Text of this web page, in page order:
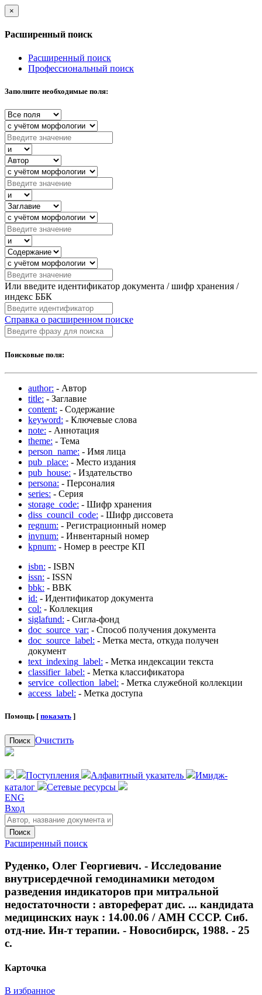
×
Расширенный поиск
Расширенный поиск
Профессиональный поиск
Заполните необходимые поля:
Или введите идентификатор документа / шифр хранения /
индекс ББК
Справка о расширенном поиске
Поисковые поля:
author: - Автор
title: - Заглавие
content: - Содержание
keyword: - Ключевые слова
note: - Аннотация
theme: - Тема
person_name: - Имя лица
pub_place: - Место издания
pub_house: - Издательство
persona: - Персоналия
series: - Серия
storage_code: - Шифр хранения
diss_council_code: - Шифр диссовета
regnum: - Регистрационный номер
invnum: - Инвентарный номер
kpnum: - Номер в реестре КП
isbn: - ISBN
issn: - ISSN
bbk: - BBK
id: - Идентификатор документа
col: - Коллекция
siglafund: - Сигла-фонд
doc_source_var: - Способ получения документа
doc_source_label: - Метка места, откуда получен
документ
text_indexing_label: - Метка индексации текста
classifier_label: - Метка классификатора
service_collection_label: - Метка служебной коллекции
access_label: - Метка доступа
Помощь [ показать ]
Поиск Очистить
Поступления Алфавитный указатель
Имидж-
каталог
Сетевые ресурсы
ENG
Вход
Поиск
Расширенный поиск
Руденко, Олег Георгиевич. - Исследование
внутрисердечной гемодинамики методом
разведения индикаторов при митральной
недостаточности : автореферат дис. ... кандидата
медицинских наук : 14.00.06 / АМН СССР. Сиб.
отд-ние. Ин-т терапии. - Новосибирск, 1988. - 25
с.
Карточка
В избранное